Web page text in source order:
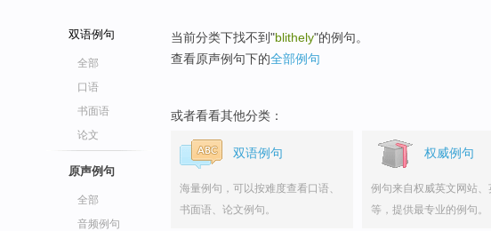
双语例句
全部
口语
书面语
论文
原声例句
全部
音频例句
当前分类下找不到"blithely"的例句。
查看原声例句下的全部例句
或者看看其他分类：
双语例句
海量例句，可以按难度查看口语、
书面语、论文例句。
权威例句
例句来自权威英文网站、
等，提供最专业的例句。